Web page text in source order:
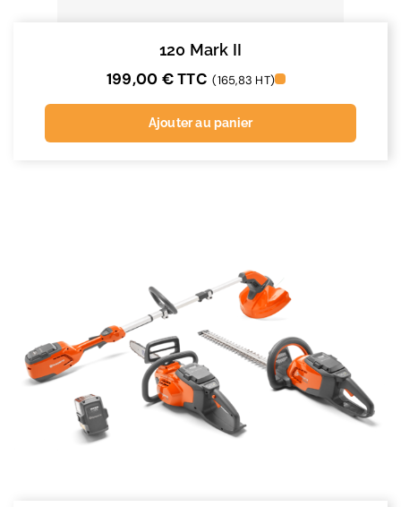
120 Mark II
199,00 €TTC (165,83 HT)
Ajouter au panier